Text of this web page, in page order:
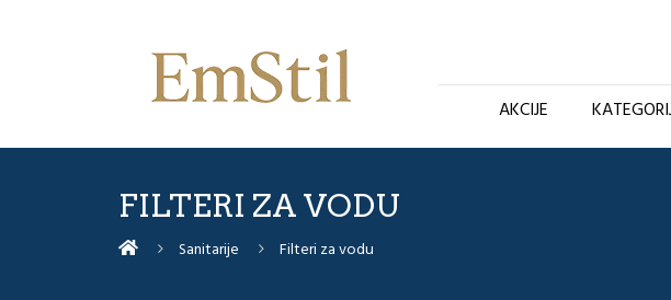
AKCIJE
FILTERI ZA VODU
Sanitarije Filteri za vodu